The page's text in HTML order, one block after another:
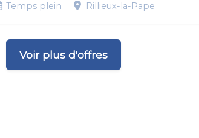
Temps plein Rillieux-la-Pape
Voir plus d'offres